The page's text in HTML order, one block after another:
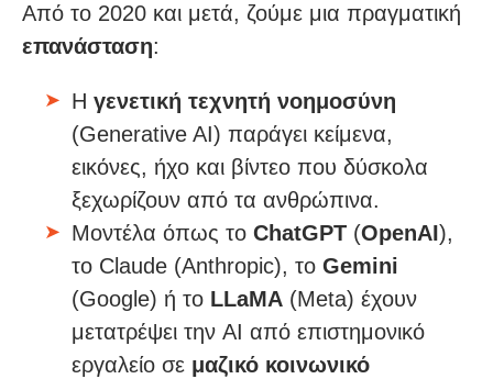
Από το 2020 και μετά, ζούμε μια πραγματική
επανάσταση:
Η γενετική τεχνητή νοημοσύνη
(Generative AI) παράγει κείμενα,
εικόνες, ήχο και βίντεο που δύσκολα
ξεχωρίζουν από τα ανθρώπινα.
Μοντέλα όπως το ChatGPT (OpenAI),
το Claude (Anthropic), το Gemini
(Google) ή το LLaMA (Meta) έχουν
μετατρέψει την AI από επιστημονικό
εργαλείο σε μαζικό κοινωνικό